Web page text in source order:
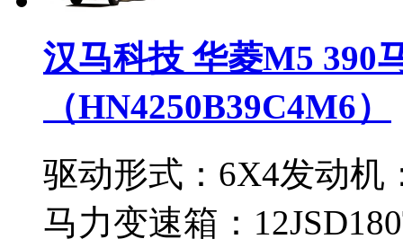
汉马科技 华菱M5 390
（HN4250B39C4M6）
驱动形式： 6X4发动机
马力变速箱：